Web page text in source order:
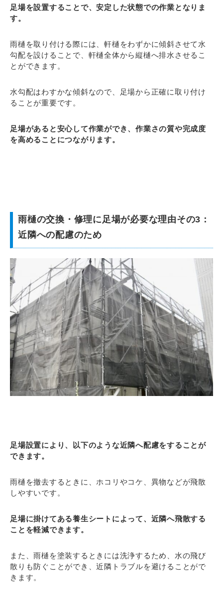
足場を設置することで、安定した状態での作業となりま
す。
雨樋を取り付ける際には、軒樋をわずかに傾斜させて水
勾配を設けることで、軒樋全体から縦樋へ排水させるこ
とができます。
水勾配はわすかな傾斜なので、足場から正確に取り付け
ることが重要です。
足場があると安心して作業ができ、作業さの質や完成度
を高めることにつながります。
雨樋の交換・修理に足場が必要な理由その3：
近隣への配慮のため
足場設置により、以下のような近隣へ配慮をすることが
できます。
雨樋を撤去するときに、ホコリやコケ、異物などが飛散
しやすいです。
足場に掛けてある養生シートによって、近隣へ飛散する
ことを軽減できます。
また、雨樋を塗装するときには洗浄するため、水の飛び
散りも防ぐことができ、近隣トラブルを避けることがで
きます。